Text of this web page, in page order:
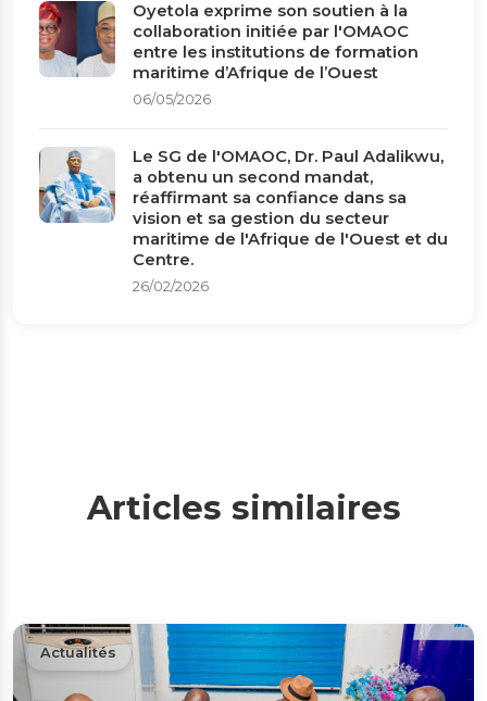
Oyetola exprime son soutien à la
collaboration initiée par l'OMAOC
entre les institutions de formation
maritime d’Afrique de l’Ouest
06/05/2026
Le SG de l'OMAOC, Dr. Paul Adalikwu,
a obtenu un second mandat,
réaffirmant sa confiance dans sa
vision et sa gestion du secteur
maritime de l'Afrique de l'Ouest et du
Centre.
26/02/2026
Articles similaires
Actualités